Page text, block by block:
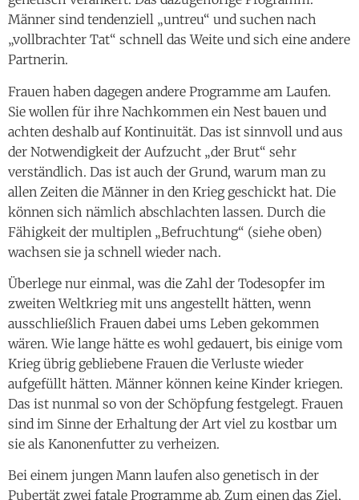
Männer sind tendenziell „untreu“ und suchen nach
„vollbrachter Tat“ schnell das Weite und sich eine andere
Partnerin.
Frauen haben dagegen andere Programme am Laufen.
Sie wollen für ihre Nachkommen ein Nest bauen und
achten deshalb auf Kontinuität. Das ist sinnvoll und aus
der Notwendigkeit der Aufzucht „der Brut“ sehr
verständlich. Das ist auch der Grund, warum man zu
allen Zeiten die Männer in den Krieg geschickt hat. Die
können sich nämlich abschlachten lassen. Durch die
Fähigkeit der multiplen „Befruchtung“ (siehe oben)
wachsen sie ja schnell wieder nach.
Überlege nur einmal, was die Zahl der Todesopfer im
zweiten Weltkrieg mit uns angestellt hätten, wenn
ausschließlich Frauen dabei ums Leben gekommen
wären. Wie lange hätte es wohl gedauert, bis einige vom
Krieg übrig gebliebene Frauen die Verluste wieder
aufgefüllt hätten. Männer können keine Kinder kriegen.
Das ist nunmal so von der Schöpfung festgelegt. Frauen
sind im Sinne der Erhaltung der Art viel zu kostbar um
sie als Kanonenfutter zu verheizen.
Bei einem jungen Mann laufen also genetisch in der
Pubertät zwei fatale Programme ab. Zum einen das Ziel,